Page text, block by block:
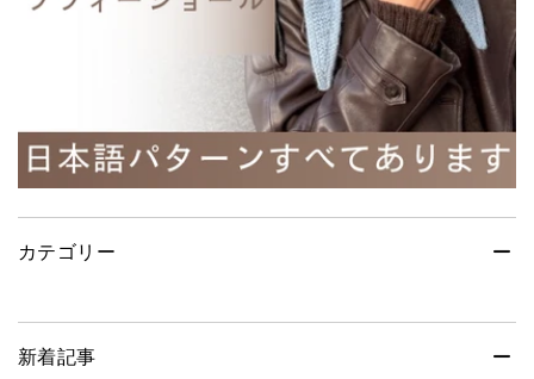
カテゴリー
新着記事